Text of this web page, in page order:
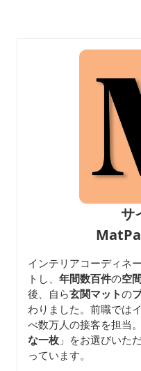
サ
インテリアコーディネ
トし、 年間数百件の空
後、自ら玄関マットの
わりました。前職では
べ数万人の接客を担当
な一枚 」をお選びいた
っています。